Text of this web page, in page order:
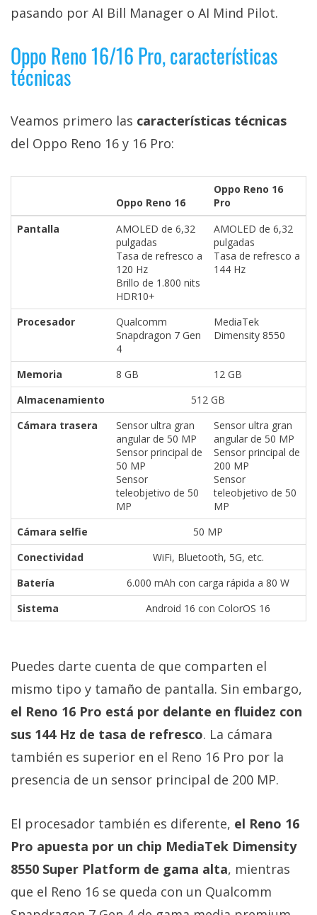
pasando por AI Bill Manager o AI Mind Pilot.
Oppo Reno 16/16 Pro, características
técnicas
Veamos primero las características técnicas
del Oppo Reno 16 y 16 Pro:
Oppo Reno 16
Oppo Reno 16
Pro
Pantalla
AMOLED de 6,32
pulgadas
Tasa de refresco a
120 Hz
Brillo de 1.800 nits
HDR10+
AMOLED de 6,32
pulgadas
Tasa de refresco a
144 Hz
Procesador
Qualcomm
Snapdragon 7 Gen
4
MediaTek
Dimensity 8550
Memoria 8 GB
12 GB
Almacenamiento
512 GB
Cámara trasera
Sensor ultra gran
angular de 50 MP
Sensor principal de
50 MP
Sensor
teleobjetivo de 50
MP
Sensor ultra gran
angular de 50 MP
Sensor principal de
200 MP
Sensor
teleobjetivo de 50
MP
Cámara selfie
50 MP
Conectividad
WiFi, Bluetooth, 5G, etc.
Batería
6.000 mAh con carga rápida a 80 W
Sistema
Android 16 con ColorOS 16
Puedes darte cuenta de que comparten el
mismo tipo y tamaño de pantalla. Sin embargo,
el Reno 16 Pro está por delante en fluidez con
sus 144 Hz de tasa de refresco. La cámara
también es superior en el Reno 16 Pro por la
presencia de un sensor principal de 200 MP.
El procesador también es diferente, el Reno 16
Pro apuesta por un chip MediaTek Dimensity
8550 Super Platform de gama alta, mientras
que el Reno 16 se queda con un Qualcomm